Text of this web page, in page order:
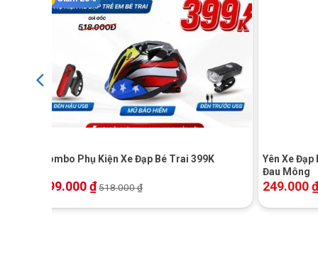
+
Combo Phụ Kiện Xe Đạp Bé Trai 399K
399.000₫518.000₫
Yên Xe Đạp
Đau Mông
249.000₫